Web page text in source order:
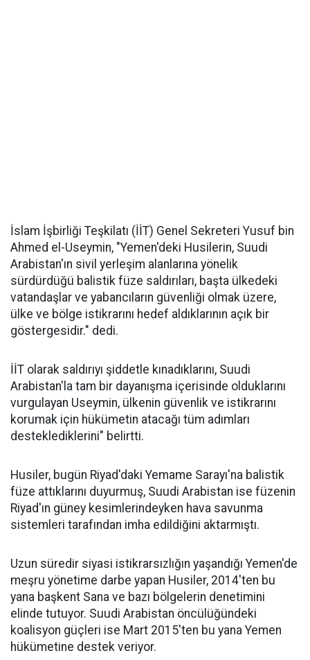
İslam İşbirliği Teşkilatı (İİT) Genel Sekreteri Yusuf bin
Ahmed el-Useymin, "Yemen'deki Husilerin, Suudi
Arabistan'ın sivil yerleşim alanlarına yönelik
sürdürdüğü balistik füze saldırıları, başta ülkedeki
vatandaşlar ve yabancıların güvenliği olmak üzere,
ülke ve bölge istikrarını hedef aldıklarının açık bir
göstergesidir." dedi.
İİT olarak saldırıyı şiddetle kınadıklarını, Suudi
Arabistan'la tam bir dayanışma içerisinde olduklarını
vurgulayan Useymin, ülkenin güvenlik ve istikrarını
korumak için hükümetin atacağı tüm adımları
desteklediklerini" belirtti.
Husiler, bugün Riyad'daki Yemame Sarayı'na balistik
füze attıklarını duyurmuş, Suudi Arabistan ise füzenin
Riyad'ın güney kesimlerindeyken hava savunma
sistemleri tarafından imha edildiğini aktarmıştı.
Uzun süredir siyasi istikrarsızlığın yaşandığı Yemen'de
meşru yönetime darbe yapan Husiler, 2014'ten bu
yana başkent Sana ve bazı bölgelerin denetimini
elinde tutuyor. Suudi Arabistan öncülüğündeki
koalisyon güçleri ise Mart 2015'ten bu yana Yemen
hükümetine destek veriyor.